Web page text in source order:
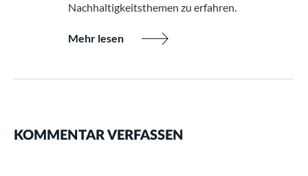
Nachhaltigkeitsthemen zu erfahren.
Mehr lesen
KOMMENTAR VERFASSEN